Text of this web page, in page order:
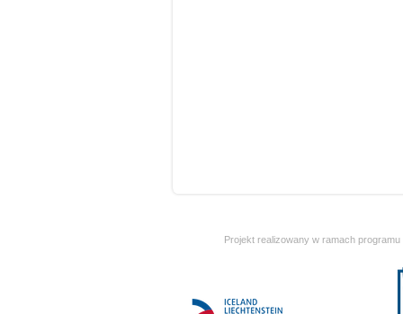
Projekt realizowany w ramach